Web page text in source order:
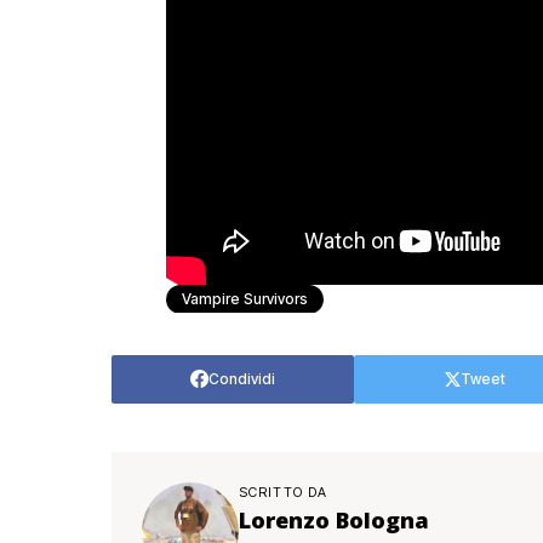
Vampire Survivors
Condividi Tweet
SCRITTO DA
Lorenzo Bologna